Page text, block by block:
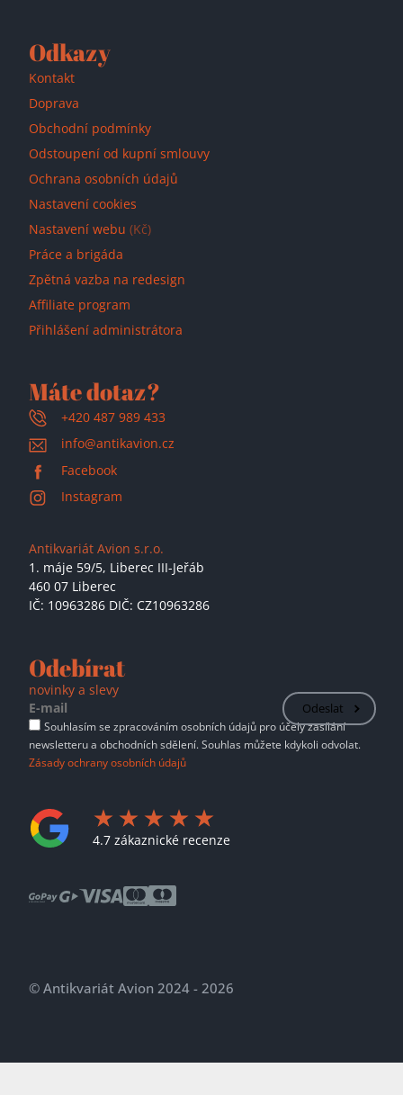
Odkazy
Kontakt
Doprava
Obchodní podmínky
Odstoupení od kupní smlouvy
Ochrana osobních údajů
Nastavení cookies
Nastavení webu (Kč)
Práce a brigáda
Zpětná vazba na redesign
Affiliate program
Přihlášení administrátora
Máte dotaz?
+420 487 989 433
info@antikavion.cz
Facebook
Instagram
Antikvariát Avion s.r.o.
1. máje 59/5, Liberec III-Jeřáb
460 07 Liberec
IČ: 10963286 DIČ: CZ10963286
Odebírat
novinky a slevy
Odeslat
Souhlasím se zpracováním osobních údajů pro účely zasílání
newsletteru a obchodních sdělení. Souhlas můžete kdykoli odvolat.
Zásady ochrany osobních údajů
4.7 zákaznické recenze
© Antikvariát Avion 2024 - 2026